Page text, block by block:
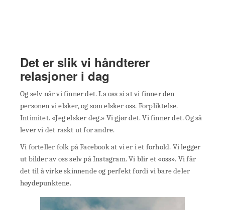
Det er slik vi håndterer
relasjoner i dag
Og selv når vi finner det. La oss si at vi finner den
personen vi elsker, og som elsker oss. Forpliktelse.
Intimitet. «Jeg elsker deg.» Vi gjør det. Vi finner det. Og så
lever vi det raskt ut for andre.
Vi forteller folk på Facebook at vi er i et forhold. Vi legger
ut bilder av oss selv på Instagram. Vi blir et «oss». Vi får
det til å virke skinnende og perfekt fordi vi bare deler
høydepunktene.